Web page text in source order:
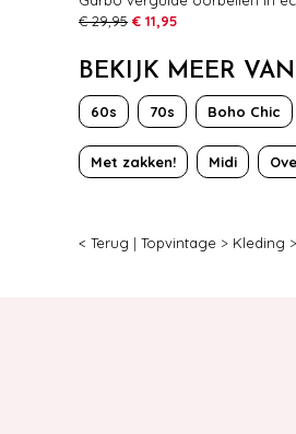
€ 29,95 € 11,95
BEKIJK MEER VAN
60s 70s Boho Chic
Met zakken! Midi
< Terug | Topvintage > Kleding >